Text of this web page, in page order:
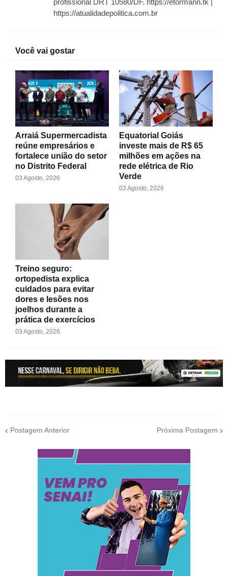
profissional DRT 10580/DF. https://etormann.tk |
https://atualidadepolitica.com.br
Você vai gostar
Arraiá Supermercadista
reúne empresários e
fortalece união do setor
no Distrito Federal
03 Agosto, 2026
Equatorial Goiás
investe mais de R$ 65
milhões em ações na
rede elétrica de Rio
Verde
03 Agosto, 2026
Treino seguro:
ortopedista explica
cuidados para evitar
dores e lesões nos
joelhos durante a
prática de exercícios
03 Agosto, 2026
Postagem Anterior Próxima Postagem